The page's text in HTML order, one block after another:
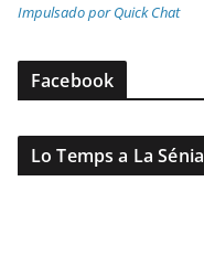
Impulsado por Quick Chat
Facebook
Lo Temps a La Sénia